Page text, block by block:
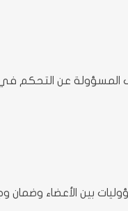
المسؤولة عن التحكم
بين الأعضاء وضمان